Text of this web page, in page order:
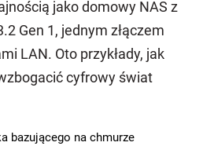
jako domowy NAS z
Gen 1, jednym złączem
LAN. Oto przykłady, jak
cyfrowy świat
bazującego na chmurze